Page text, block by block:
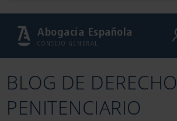
Abogacía Española
CONSEJO GENERAL
BLOG DE DERECHO
PENITENCIARIO